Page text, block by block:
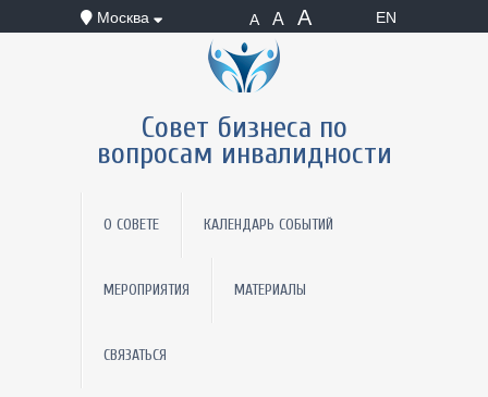
EN
А А А
Москва
Совет бизнеса по
вопросам инвалидности
О СОВЕТЕ КАЛЕНДАРЬ СОБЫТИЙ
МЕРОПРИЯТИЯ МАТЕРИАЛЫ
СВЯЗАТЬСЯ